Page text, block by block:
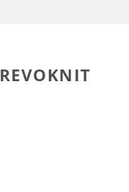
REVOKNIT